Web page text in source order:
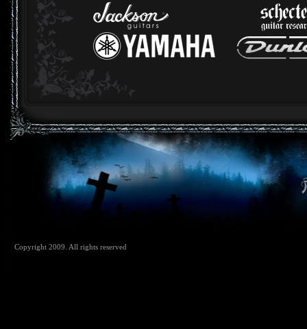
Copyright 2009. All rights reserved